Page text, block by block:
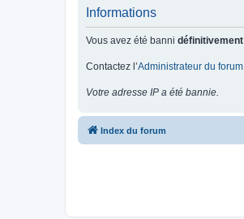
Informations
Vous avez été banni définitivement
Contactez l’Administrateur du forum
Votre adresse IP a été bannie.
Index du forum